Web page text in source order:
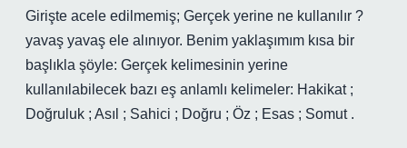
Girişte acele edilmemiş; Gerçek yerine ne kullanılır ?
yavaş yavaş ele alınıyor. Benim yaklaşımım kısa bir
başlıkla şöyle: Gerçek kelimesinin yerine
kullanılabilecek bazı eş anlamlı kelimeler: Hakikat ;
Doğruluk ; Asıl ; Sahici ; Doğru ; Öz ; Esas ; Somut .